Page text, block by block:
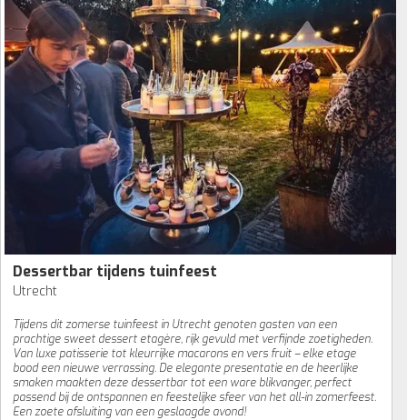
Dessertbar tijdens tuinfeest
Utrecht
Tijdens dit zomerse tuinfeest in Utrecht genoten gasten van een
prachtige sweet dessert etagère, rijk gevuld met verfijnde zoetigheden.
Van luxe patisserie tot kleurrijke macarons en vers fruit – elke etage
bood een nieuwe verrassing. De elegante presentatie en de heerlijke
smaken maakten deze dessertbar tot een ware blikvanger, perfect
passend bij de ontspannen en feestelijke sfeer van het all-in zomerfeest.
Een zoete afsluiting van een geslaagde avond!